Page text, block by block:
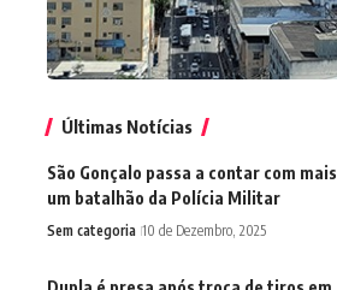
Últimas Notícias
São Gonçalo passa a contar com mais
um batalhão da Polícia Militar
Sem categoria 10 de Dezembro, 2025